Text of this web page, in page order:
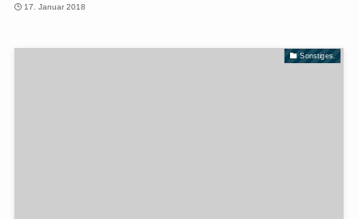
17. Januar 2018
Sonstiges.